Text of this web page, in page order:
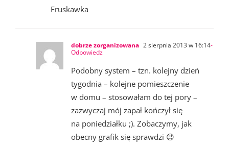
Fruskawka
dobrze zorganizowana 2 sierpnia 2013 w 16:14-
Odpowiedz
Podobny system – tzn. kolejny dzień
tygodnia – kolejne pomieszczenie
w domu – stosowałam do tej pory –
zazwyczaj mój zapał kończył się
na poniedziałku ;). Zobaczymy, jak
obecny grafik się sprawdzi 😉